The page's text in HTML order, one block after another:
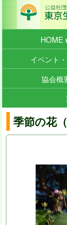
HOME
イベント
協会概
季節の花